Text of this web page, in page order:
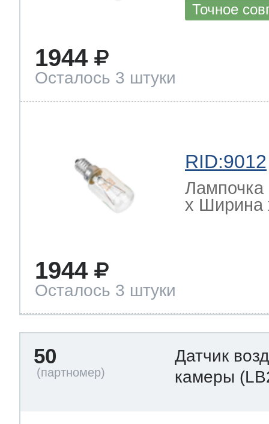
Точное
1944
Осталось 3 штуки
RID:9012
Лампочка
х Ширина
1944
Осталось 3 штуки
50
Датчик
камеры